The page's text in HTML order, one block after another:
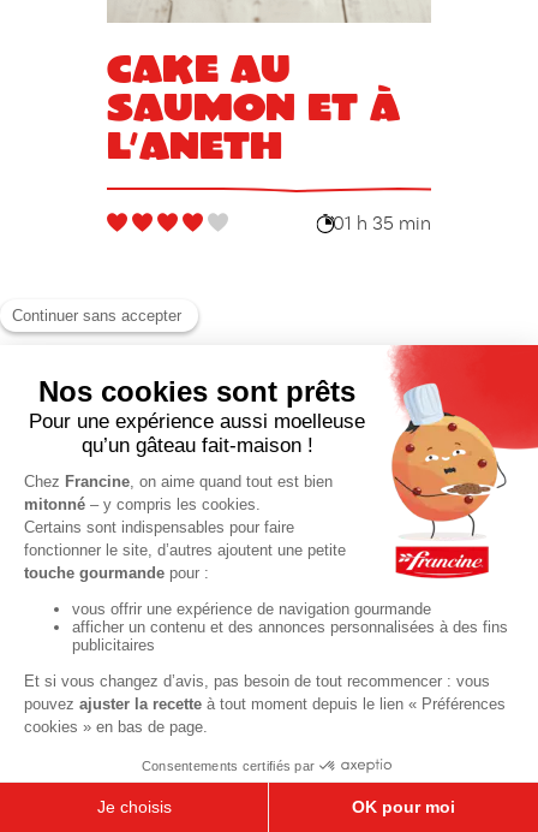
Cake au
saumon et à
l’aneth
01 h 35 min
BRUNCH ET PETIT DÉJEUNER